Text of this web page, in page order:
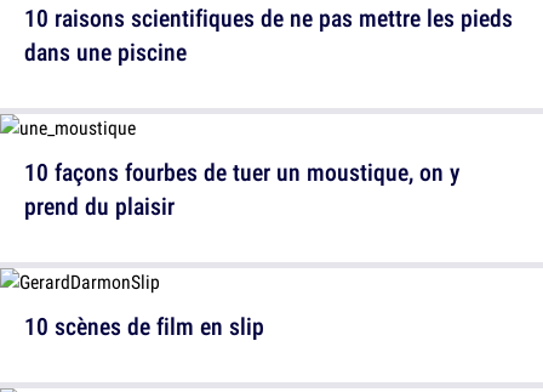
10 façons fourbes de tuer un moustique, on y
prend du plaisir
10 raisons scientifiques de ne pas mettre les pieds
dans une piscine
10 scènes de film en slip